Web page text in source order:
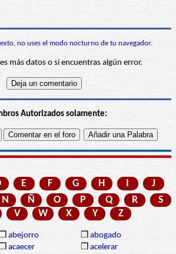
no uses el modo nocturno de tu navegador.
más datos o si encuentras algún error.
Autorizados solamente:
E F G H I
J
N Ñ O P Q R
S
V W X Y Z
abejorro ❒ abogado
acaecer ❒ acelerar